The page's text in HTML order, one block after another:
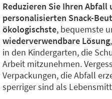
Reduzieren Sie Ihren Abfall
personalisierten Snack-
ökologischste, bequemste
wiederverwendbare Lösung
in den Kindergarten, die
Arbeit mitzunehmen.
Verpackungen, die Abfall
sperriger sind als